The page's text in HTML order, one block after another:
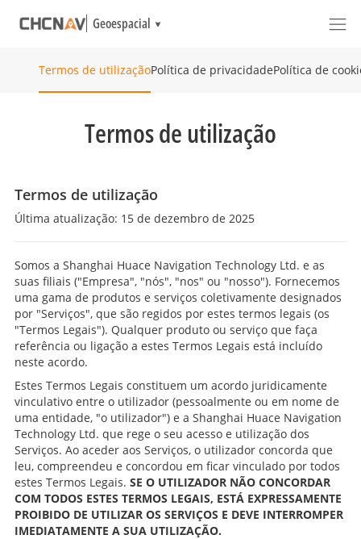
Geoespacial
Termos de utilizaçãoPolítica de privacidadePolítica de
Termos de utilização
Termos de utilização
Última atualização: 15 de dezembro de 2025
Somos a Shanghai Huace Navigation Technology Ltd. e as
suas filiais ("Empresa", "nós", "nos" ou "nosso"). Fornecemos
uma gama de produtos e serviços coletivamente designados
por "Serviços", que são regidos por estes termos legais (os
"Termos Legais"). Qualquer produto ou serviço que faça
referência ou ligação a estes Termos Legais está incluído
neste acordo.
Estes Termos Legais constituem um acordo juridicamente
vinculativo entre o utilizador (pessoalmente ou em nome de
uma entidade, "o utilizador") e a Shanghai Huace Navigation
Technology Ltd. que rege o seu acesso e utilização dos
Serviços. Ao aceder aos Serviços, o utilizador concorda que
leu, compreendeu e concordou em ficar vinculado por todos
estes Termos Legais. SE O UTILIZADOR NÃO CONCORDAR
COM TODOS ESTES TERMOS LEGAIS, ESTÁ EXPRESSAMENTE
PROIBIDO DE UTILIZAR OS SERVIÇOS E DEVE INTERROMPER
IMEDIATAMENTE A SUA UTILIZAÇÃO.